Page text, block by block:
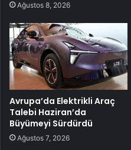
Ağustos 8, 2026
Avrupa’da Elektrikli Araç
Talebi Haziran’da
Büyümeyi Sürdürdü
Ağustos 7, 2026